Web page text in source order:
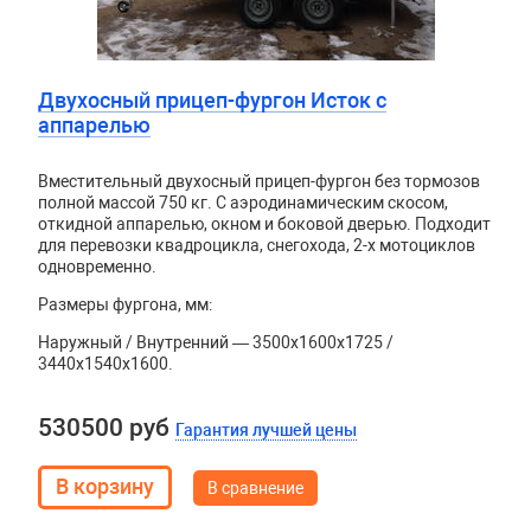
Двухосный прицеп-фургон Исток с
аппарелью
Вместительный двухосный прицеп-фургон без тормозов
полной массой 750 кг. С аэродинамическим скосом,
откидной аппарелью, окном и боковой дверью. Подходит
для перевозки квадроцикла, снегохода, 2-х мотоциклов
одновременно.
Размеры фургона, мм:
Наружный / Внутренний — 3500х1600х1725 /
3440х1540х1600.
530500 руб Гарантия лучшей цены
В сравнение